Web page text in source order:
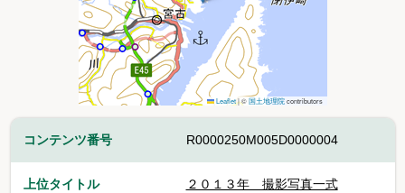
Leaflet|©国土地理院contributors
コンテンツ番号 R0000250M005D0000004
上位タイトル ２０１３年 撮影写真一式